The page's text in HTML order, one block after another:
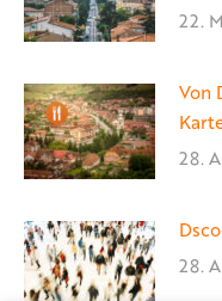
22.
Von
28.
28.